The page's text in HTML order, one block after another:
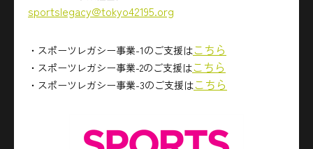
sportslegacy@tokyo42195.org
・スポーツレガシー事業-1のご支援はこちら
・スポーツレガシー事業-2のご支援はこちら
・スポーツレガシー事業-3のご支援はこちら